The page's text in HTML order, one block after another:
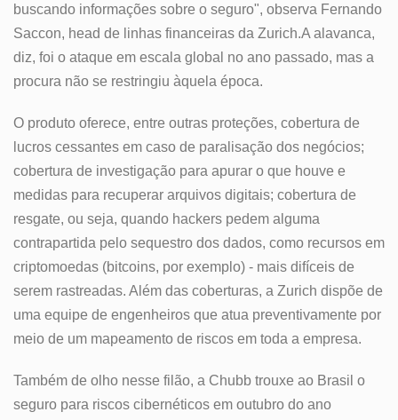
buscando informações sobre o seguro", observa Fernando
Saccon, head de linhas financeiras da Zurich.A alavanca,
diz, foi o ataque em escala global no ano passado, mas a
procura não se restringiu àquela época.
O produto oferece, entre outras proteções, cobertura de
lucros cessantes em caso de paralisação dos negócios;
cobertura de investigação para apurar o que houve e
medidas para recuperar arquivos digitais; cobertura de
resgate, ou seja, quando hackers pedem alguma
contrapartida pelo sequestro dos dados, como recursos em
criptomoedas (bitcoins, por exemplo) - mais difíceis de
serem rastreadas. Além das coberturas, a Zurich dispõe de
uma equipe de engenheiros que atua preventivamente por
meio de um mapeamento de riscos em toda a empresa.
Também de olho nesse filão, a Chubb trouxe ao Brasil o
seguro para riscos cibernéticos em outubro do ano